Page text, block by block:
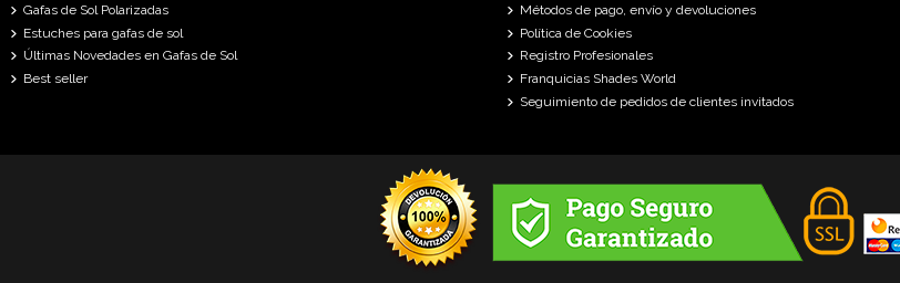
Gafas de Sol Polarizadas
Estuches para gafas de sol
Últimas Novedades en Gafas de Sol
Best seller
Métodos de pago, envío y devoluciones
Política de Cookies
Registro Profesionales
Franquicias Shades World
Seguimiento de pedidos de clientes invitados